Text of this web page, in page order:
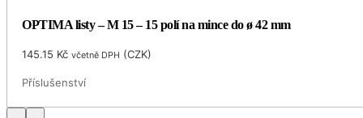
OPTIMA listy – M 15 – 15 polí na mince do ø 42 mm
145.15 Kč včetně DPH (CZK)
Příslušenství